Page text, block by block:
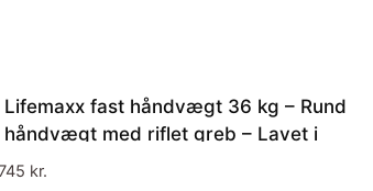
Lifemaxx fast håndvægt 36 kg – Rund
håndvægt med riflet greb – Lavet i
støbejern beklædt med gummi – Til
kr.